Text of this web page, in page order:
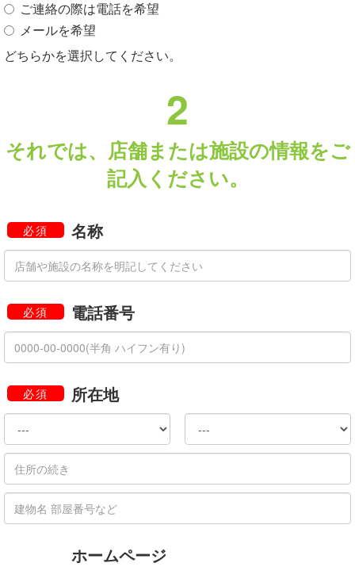
ご連絡の際は電話を希望
メールを希望
どちらかを選択してください。
2
それでは、店舗または施設の情報をご
記入ください。
必須 名称
必須 電話番号
必須 所在地
ホームページ